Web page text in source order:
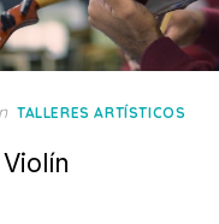
TALLERES ARTÍSTICOS